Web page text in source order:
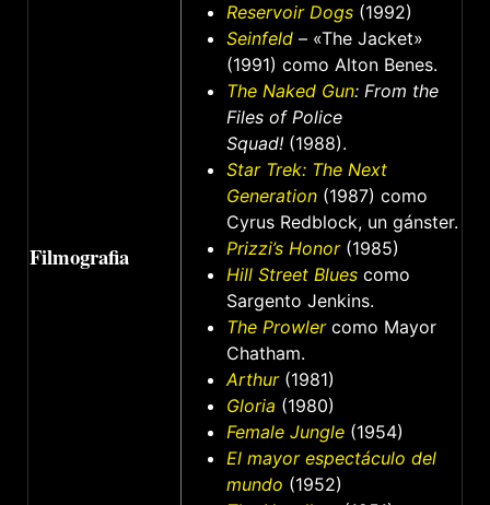
Filmografia
Reservoir Dogs (1992)
Seinfeld – «The Jacket»
(1991) como Alton Benes.
The Naked Gun: From the
Files of Police
Squad! (1988).
Star Trek: The Next
Generation (1987) como
Cyrus Redblock, un gánster.
Prizzi’s Honor(1985)
Hill Street Blues como
Sargento Jenkins.
The Prowlercomo Mayor
Chatham.
Arthur(1981)
Gloria (1980)
Female Jungle (1954)
El mayor espectáculo del
mundo (1952)